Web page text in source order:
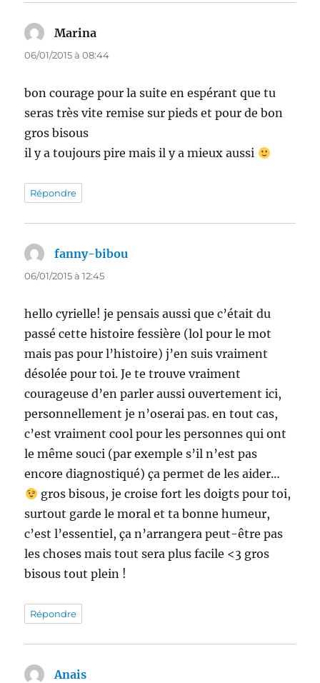
Marina
06/01/2015 à 08:44
bon courage pour la suite en espérant que tu
seras très vite remise sur pieds et pour de bon
gros bisous
il y a toujours pire mais il y a mieux aussi
Répondre
fanny-bibou
06/01/2015 à 12:45
hello cyrielle! je pensais aussi que c’était du
passé cette histoire fessière (lol pour le mot
mais pas pour l’histoire) j’en suis vraiment
désolée pour toi. Je te trouve vraiment
courageuse d’en parler aussi ouvertement ici,
personnellement je n’oserai pas. en tout cas,
c’est vraiment cool pour les personnes qui ont
le même souci (par exemple s’il n’est pas
encore diagnostiqué) ça permet de les aider…
gros bisous, je croise fort les doigts pour toi,
surtout garde le moral et ta bonne humeur,
c’est l’essentiel, ça n’arrangera peut-être pas
les choses mais tout sera plus facile <3 gros
bisous tout plein !
Répondre
Anais